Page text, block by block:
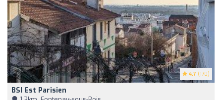
4.7 (170)
BSI Est Parisien